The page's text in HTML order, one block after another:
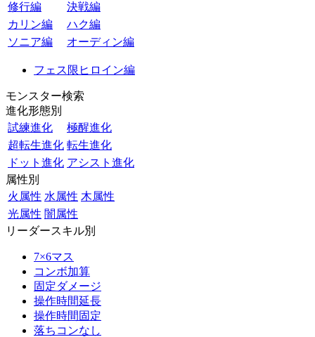
修行編
決戦編
カリン編
ハク編
ソニア編
オーディン編
フェス限ヒロイン編
モンスター検索
進化形態別
試練進化
極醒進化
超転生進化 転生進化
ドット進化 アシスト進化
属性別
火属性 水属性 木属性
光属性 闇属性
リーダースキル別
7×6マス
コンボ加算
固定ダメージ
操作時間延長
操作時間固定
落ちコンなし